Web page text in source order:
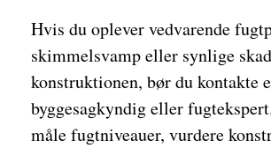
Hvis du oplever vedvarende
skimmelsvamp eller synlige
konstruktionen, bør du kontakte
byggesagkyndig eller
måle fugtniveauer, vurdere